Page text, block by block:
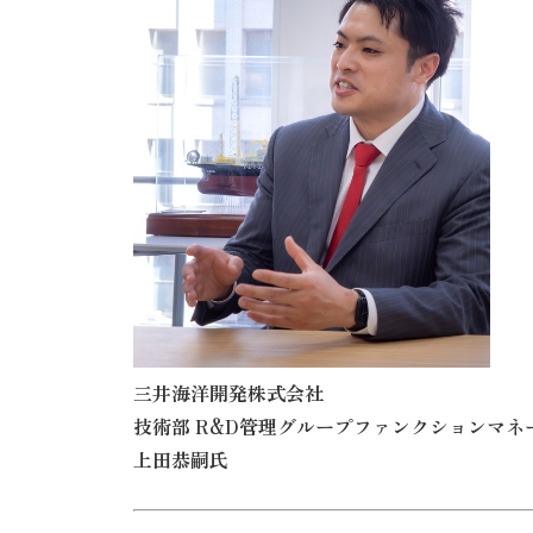
三井海洋開発株式会社
技術部 R&D管理グループファンクションマネ
上田恭嗣氏